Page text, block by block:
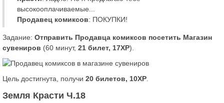
высокооплачиваемые...
Продавец комиксов: ПОКУПКИ!
Задание: Отправить Продавца комиксов посетить Магазин
сувениров (60 минут, 21 билет, 17XP).
Цель достигнута, получи 20 билетов, 10XP
Земля Красти Ч.18